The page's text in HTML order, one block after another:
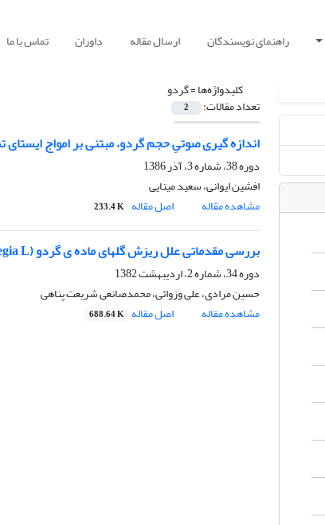
راهنمای نویسندگان ارسال مقاله داوران تماس با ما
کلیدواژه‌ها =گردو
تعداد مقالات: 2
اندازه گیری صوتیِ حجم گردو، مبتنی بر امواج
دوره 38، شماره 3، آذر 1386
افشین ایوانی، سعید مینایی
مشاهده مقاله
اصل مقاله 233.4 K
بررسی مقدماتی علل ریزش گلهای ماده ی گردو (Juglans regia L.) در ایران
دوره 34، شماره 2، اردیبهشت 1382
حسین مرادی، علی وزوائی، محمدصانعی شریعت پناهی
مشاهده مقاله
اصل مقاله 688.64 K